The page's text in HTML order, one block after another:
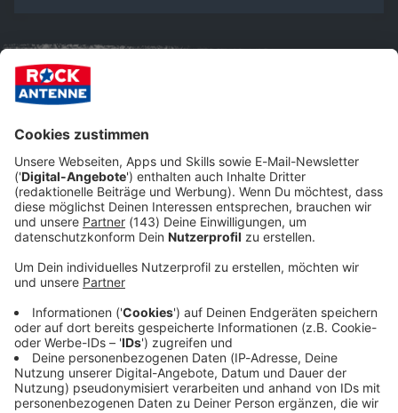
Hört uns und lasst von euch hören:
Empfang & Programm
Streams, Sendungen, Empfangswege, Mediathek,
Podcasts, Songsuche - alles rund ums Thema HÖREN
auf ROCK ANTENNE findet ihr hier.